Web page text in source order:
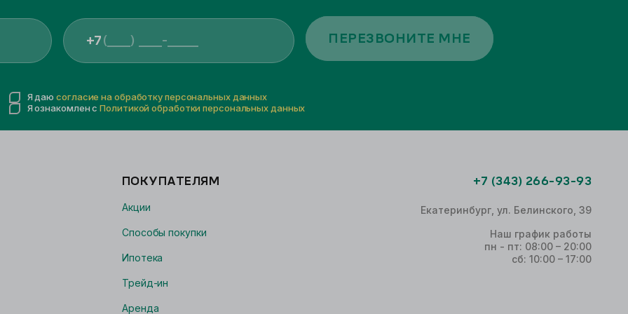
+7 ПЕРЕЗВОНИТЕ МНЕ
Я даю согласие на обработку персональных данных
Я ознакомлен с Политикой обработки персональных данных
ПОКУПАТЕЛЯМ
Акции
Способы покупки
Ипотека
Трейд-ин
Аренда
+7 (343) 266-93-93
Екатеринбург, ул. Белинского, 39
Наш график работы
пн - пт: 08:00 – 20:00
сб: 10:00 – 17:00